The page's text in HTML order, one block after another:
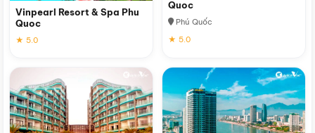
Vinpearl Resort & Spa Phu
Quoc
★ 5.0
Quoc
Phú Quốc
★ 5.0